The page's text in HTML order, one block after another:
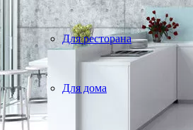
Для ресторана
Для дома